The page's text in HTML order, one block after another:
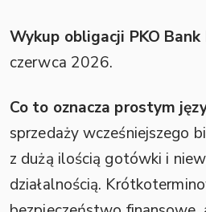
Wykup obligacji PKO
czerwca 2026.
Co to oznacza prostym
sprzedaży wcześniejszego
z dużą ilością gotówki i
działalnością.